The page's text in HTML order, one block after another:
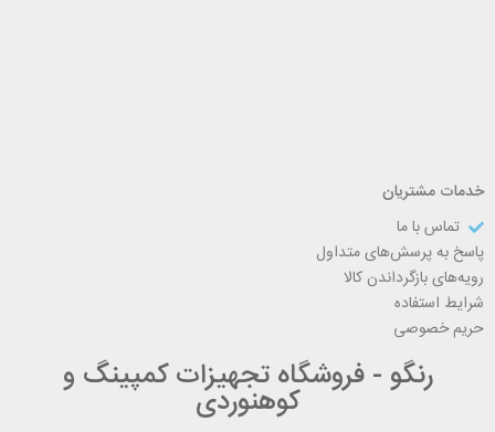
خدمات مشتریان
تماس با ما
پاسخ به پرسش‌های متداول
رویه‌های بازگرداندن کالا
شرایط استفاده
حریم خصوصی
رنگو - فروشگاه تجهیزات کمپینگ و
کوهنوردی